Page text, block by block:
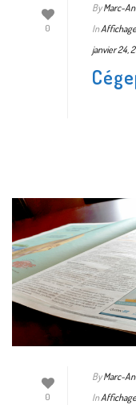
0
By Marc-
InAffichage
janvier 24,
0
By Marc-
InAffichage